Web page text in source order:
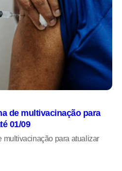
de multivacinação para
01/09
multivacinação para atualizar